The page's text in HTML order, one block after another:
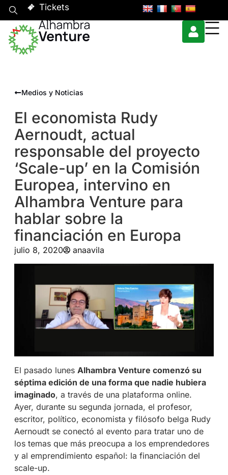
Tickets
Medios y Noticias
El economista Rudy
Aernoudt, actual
responsable del proyecto
‘Scale-up’ en la Comisión
Europea, intervino en
Alhambra Venture para
hablar sobre la
financiación en Europa
julio 8, 2020 anaavila
El pasado lunes Alhambra Venture comenzó su
séptima edición de una forma que nadie hubiera
imaginado, a través de una plataforma online.
Ayer, durante su segunda jornada, el profesor,
escritor, político, economista y filósofo belga Rudy
Aernoudt se conectó al evento para tratar uno de
los temas que más preocupa a los emprendedores
y al emprendimiento español: la financiación del
scale-up.